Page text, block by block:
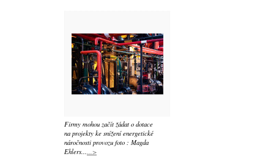
Firmy mohou začít žádat o dotace
na projekty ke snížení energetické
náročnosti provozu foto : Magda
Ehlers......>